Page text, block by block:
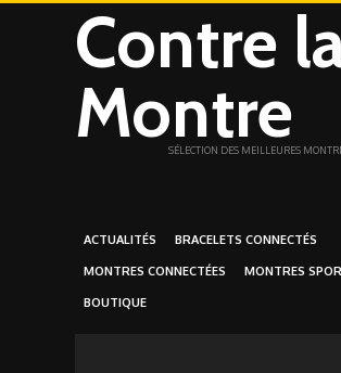
Contre
Montre
SÉLECTION DES MEILLEURES
ACTUALITÉS BRACELETS CONNECTÉS
MONTRES CONNECTÉES MONTRES
BOUTIQUE